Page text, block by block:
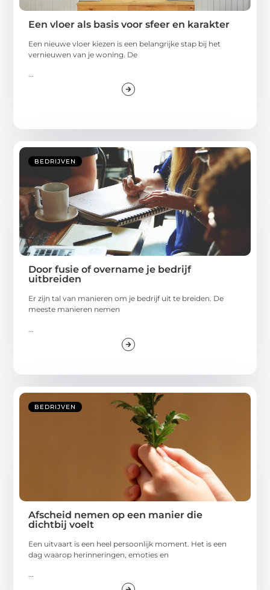
Een vloer als basis voor sfeer en karakter
Een nieuwe vloer kiezen is een belangrijke stap bij het
vernieuwen van je woning. De
...
BEDRIJVEN
Door fusie of overname je bedrijf
uitbreiden
Er zijn tal van manieren om je bedrijf uit te breiden. De
meeste manieren nemen
BEDRIJVEN
Afscheid nemen op een manier die
dichtbij voelt
Een uitvaart is een heel persoonlijk moment. Het is een
dag waarop herinneringen, emoties en
...